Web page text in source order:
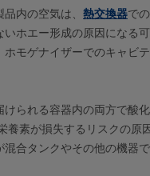
内の空気は、 熱交換器で
ホエー形成の原因になる
モゲナイザーでのキャビ
られる容器内の両方で酸
素が損失するリスクの原
合タンクやその他の機器